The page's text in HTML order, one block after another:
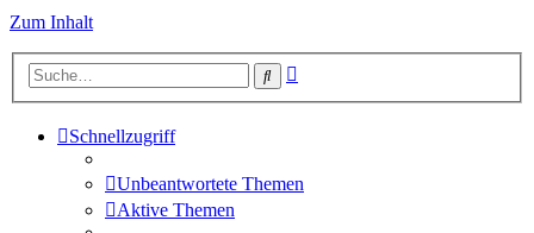
Zum Inhalt
Suche
Schnellzugriff
Unbeantwortete Themen
Aktive Themen